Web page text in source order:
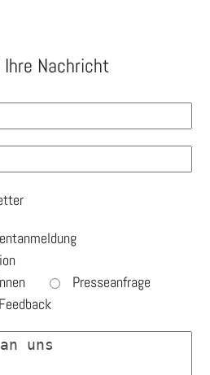
Nachricht
Presseanfrage
Feedback